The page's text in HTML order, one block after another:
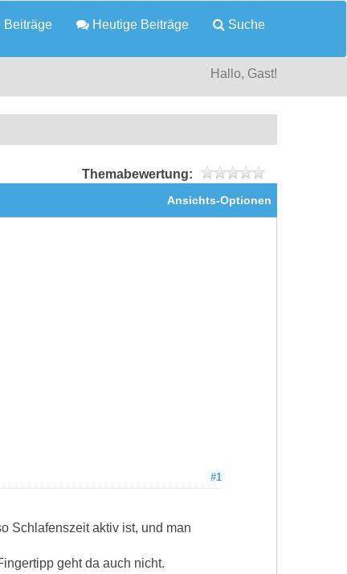
Beiträge Heutige Beiträge Suche
Hallo, Gast!
Themabewertung:
Ansichts-Optionen
#1
Schlafenszeit aktiv ist, und man
geht da auch nicht.